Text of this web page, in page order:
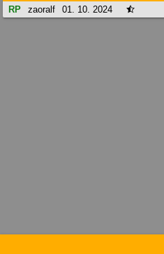
RP zaoralf 01. 10. 2024 